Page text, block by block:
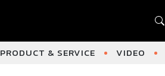
PRODUCT & SERVICE VIDEO